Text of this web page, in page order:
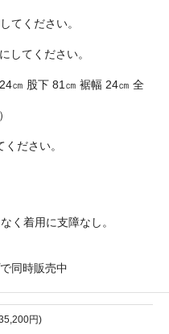
てください。
してください。
㎝ 股下 81㎝ 裾幅 24㎝ 全
ださい。
く着用に支障なし。
同時販売中
円)